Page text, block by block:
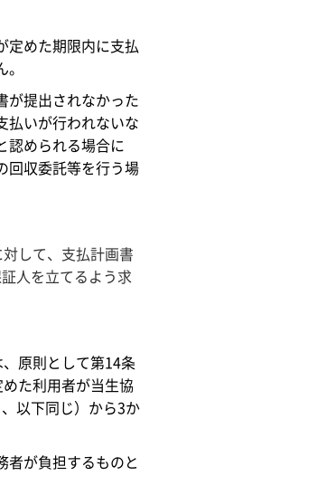
定めた期限内に支払
が提出されなかった
払いが行われないな
認められる場合に
回収委託等を行う場
して、支払計画書
人を立てるよう求
原則として第14条
た利用者が当生協
以下同じ）から3か
者が負担するものと